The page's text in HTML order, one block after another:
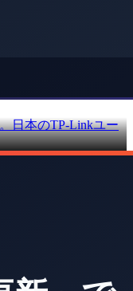
日本のTP-Linkユー